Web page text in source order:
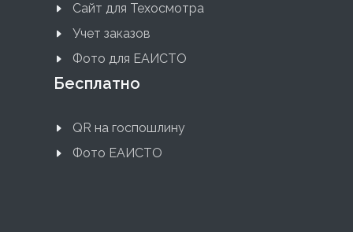
Сайт для Техосмотра
Учет заказов
Фото для ЕАИСТО
Бесплатно
QR на госпошлину
Фото ЕАИСТО